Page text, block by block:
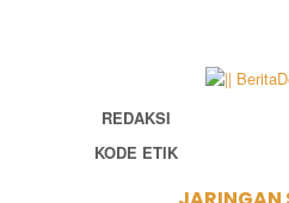
REDAKSI
KODE ETIK